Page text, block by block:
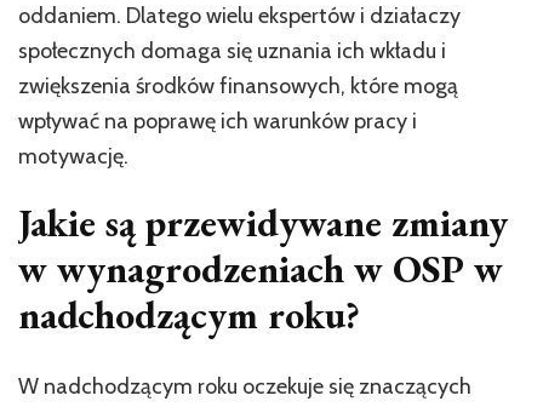
oddaniem. Dlatego wielu ekspertów i działaczy
społecznych domaga się uznania ich wkładu i
zwiększenia środków finansowych, które mogą
wpływać na poprawę ich warunków pracy i
motywację.
Jakie są przewidywane zmiany
w wynagrodzeniach w OSP w
nadchodzącym roku?
W nadchodzącym roku oczekuje się znaczących